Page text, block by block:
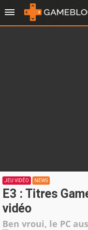
JEU VIDÉO NEWS
E3 : Titres
vidéo
Ben vroui, le PC